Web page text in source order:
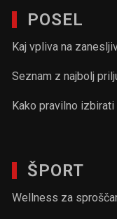
POSEL
Kaj vpliva na
Seznam z najbolj
Kako pravilno
ŠPORT
Wellness za